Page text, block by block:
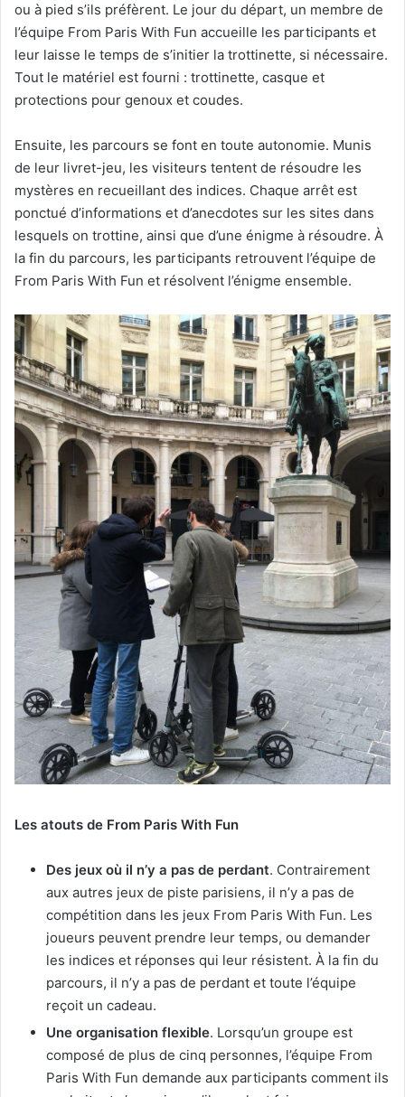
ou à pied s’ils préfèrent. Le jour du départ, un membre de
l’équipe From Paris With Fun accueille les participants et
leur laisse le temps de s’initier la trottinette, si nécessaire.
Tout le matériel est fourni : trottinette, casque et
protections pour genoux et coudes.
Ensuite, les parcours se font en toute autonomie. Munis
de leur livret-jeu, les visiteurs tentent de résoudre les
mystères en recueillant des indices. Chaque arrêt est
ponctué d’informations et d’anecdotes sur les sites dans
lesquels on trottine, ainsi que d’une énigme à résoudre. À
la fin du parcours, les participants retrouvent l’équipe de
From Paris With Fun et résolvent l’énigme ensemble.
Les atouts de From Paris With Fun
Des jeux où il n’y a pas de perdant. Contrairement
aux autres jeux de piste parisiens, il n’y a pas de
compétition dans les jeux From Paris With Fun. Les
joueurs peuvent prendre leur temps, ou demander
les indices et réponses qui leur résistent. À la fin du
parcours, il n’y a pas de perdant et toute l’équipe
reçoit un cadeau.
Une organisation flexible. Lorsqu’un groupe est
composé de plus de cinq personnes, l’équipe From
Paris With Fun demande aux participants comment ils